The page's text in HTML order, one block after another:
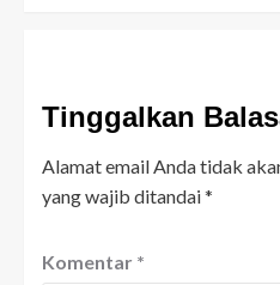
Tinggalkan
Alamat email Anda tidak
yang wajib ditandai*
Komentar *